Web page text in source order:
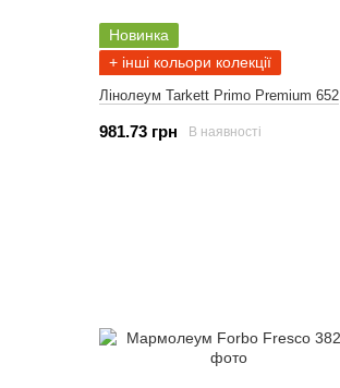
Новинка
+ інші кольори колекції
Лінолеум Tarkett Primo Premium 652
981.73 грн В наявності